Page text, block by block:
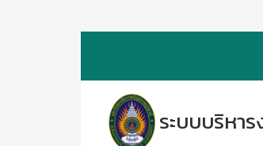
ระบบบริหา